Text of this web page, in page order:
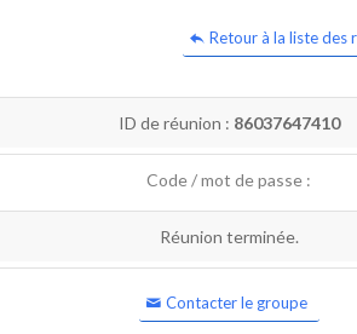
Retour à la liste des
ID de réunion : 86037647410
Code / mot de passe :
Réunion terminée.
Contacter le groupe